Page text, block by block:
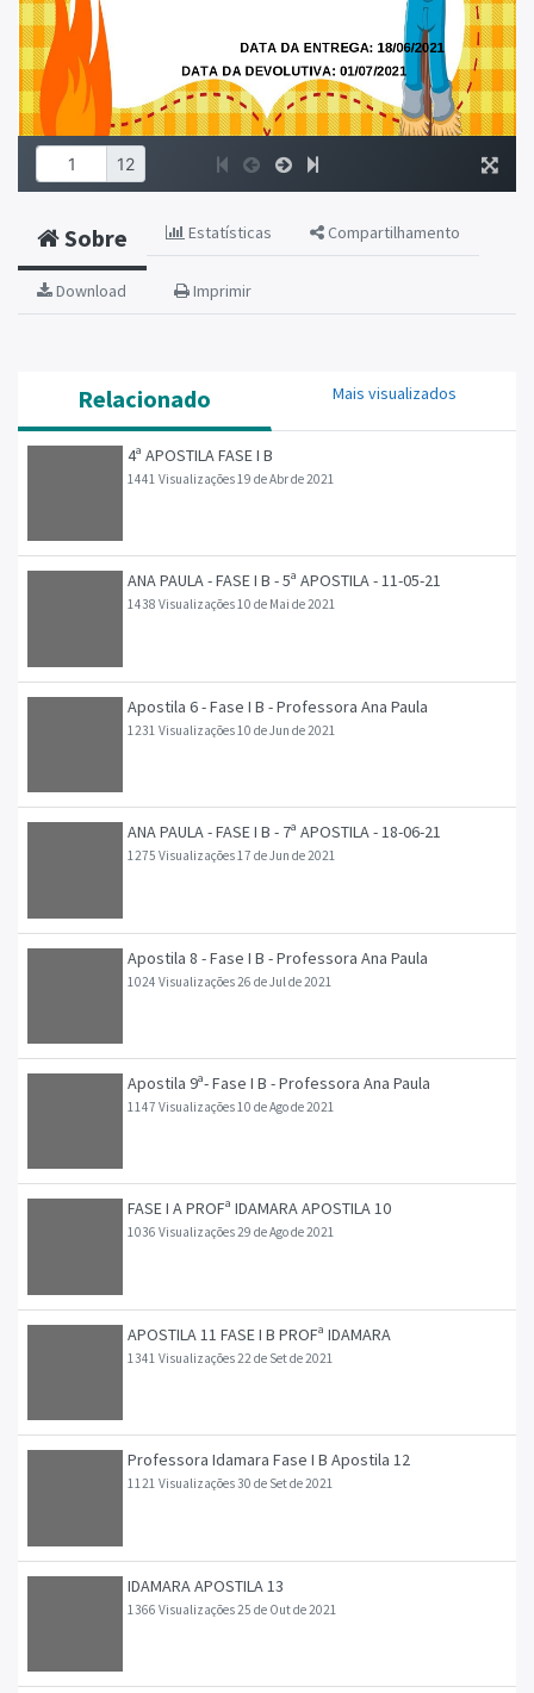
Relacionado Mais visualizados
4ª APOSTILA FASE I B
1441 Visualizações19 de Abr de 2021
ANA PAULA - FASE I B - 5ª APOSTILA - 11-05-21
1438 Visualizações10 de Mai de 2021
Apostila 6 - Fase I B - Professora Ana Paula
1231 Visualizações 10 de Jun de 2021
ANA PAULA - FASE I B - 7ª APOSTILA - 18-06-21
1275 Visualizações17 de Jun de 2021
Apostila 8 - Fase I B - Professora Ana Paula
1024 Visualizações26 de Jul de 2021
Apostila 9ª- Fase I B - Professora Ana Paula
1147 Visualizações10 de Ago de 2021
FASE I A PROFª IDAMARA APOSTILA 10
1036 Visualizações29 de Ago de 2021
APOSTILA 11 FASE I B PROFª IDAMARA
1341 Visualizações22 de Set de 2021
Professora Idamara Fase I B Apostila 12
1121 Visualizações30 de Set de 2021
IDAMARA APOSTILA 13
1366 Visualizações25 de Out de 2021
Sobre Estatísticas Compartilhamento
Download Imprimir